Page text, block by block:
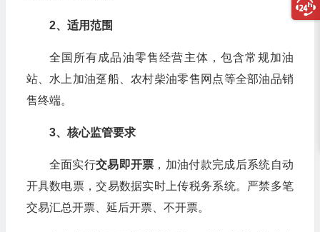
2、适用范围
全国所有成品油零售经营主体，包含常规加油
站、水上加油趸船、农村柴油零售网点等全部油品销
售终端。
3、核心监管要求
全面实行交易即开票 ，加油付款完成后系统自动
开具数电票，交易数据实时上传税务系统。严禁多笔
交易汇总开票、延后开票、不开票。